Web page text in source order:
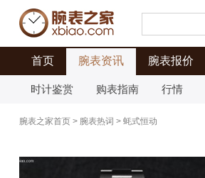
首页 腕表资讯 腕表报价
时计鉴赏 购表指南 行情
腕表之家首页 > 腕表热词 > 蚝式恒动